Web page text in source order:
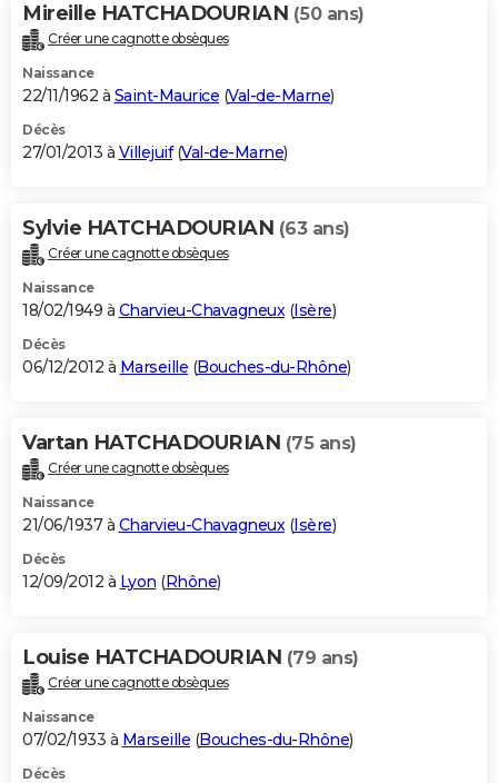
Mireille HATCHADOURIAN (50 ans)
Créer une cagnotte obsèques
Naissance
22/11/1962 à Saint-Maurice (Val-de-Marne)
Décès
27/01/2013 à Villejuif(Val-de-Marne)
Sylvie HATCHADOURIAN (63 ans)
Créer une cagnotte obsèques
Naissance
18/02/1949 à Charvieu-Chavagneux(Isère)
Décès
06/12/2012 à Marseille (Bouches-du-Rhône)
Vartan HATCHADOURIAN (75 ans)
Créer une cagnotte obsèques
Naissance
21/06/1937 à Charvieu-Chavagneux(Isère)
Décès
12/09/2012 à Lyon (Rhône)
Louise HATCHADOURIAN (79 ans)
Créer une cagnotte obsèques
Naissance
07/02/1933 à Marseille (Bouches-du-Rhône)
Décès